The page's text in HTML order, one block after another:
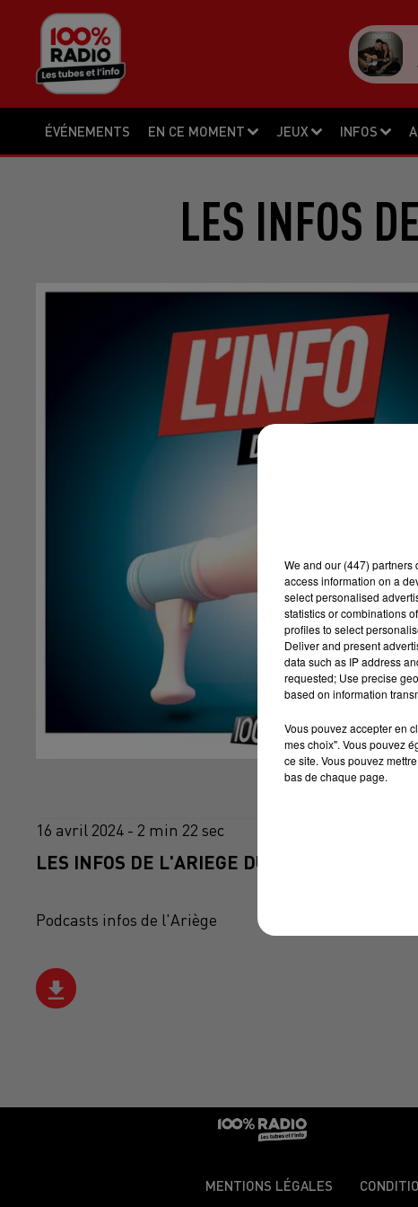
ÉVÉNEMENTS EN CE MOMENT JEUX INFOS
LES INFOS
16 avril 2024 - 2 min 22 sec
LES INFOS DE L'ARIEGE DU 16/04/2024 À
Podcasts infos de l'Ariège
MENTIONS LÉGALES
We and our (447) partners
access information on a
select personalised
statistics or combinations
profiles to select
Deliver and present
data such as IP address
requested; Use precise
based on information
Vous pouvez accepter en
mes choix". Vous pouvez
ce site. Vous pouvez
bas de chaque page.